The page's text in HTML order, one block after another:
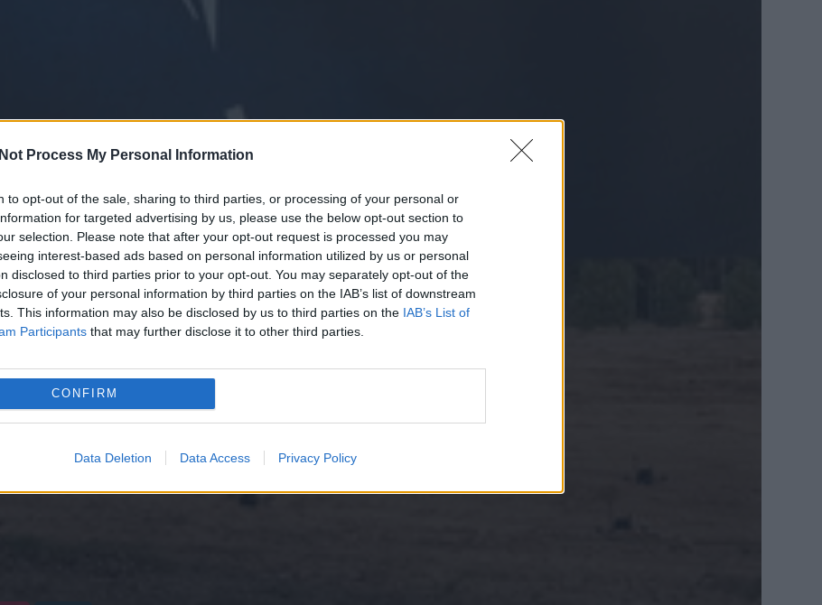
Process My Personal Information
to opt-out of the sale, sharing to third parties, or processing of your personal or
for targeted advertising by us, please use the below opt-out section to
selection. Please note that after your opt-out request is processed you may
interest-based ads based on personal information utilized by us or personal
disclosed to third parties prior to your opt-out. You may separately opt-out of the
of your personal information by third parties on the IAB’s list of downstream
This information may also be disclosed by us to third parties on the IAB’s List of
Participants that may further disclose it to other third parties.
CONFIRM
Data Deletion Data Access Privacy Policy